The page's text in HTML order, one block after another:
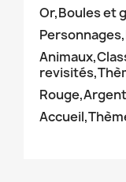
Or,Boules et